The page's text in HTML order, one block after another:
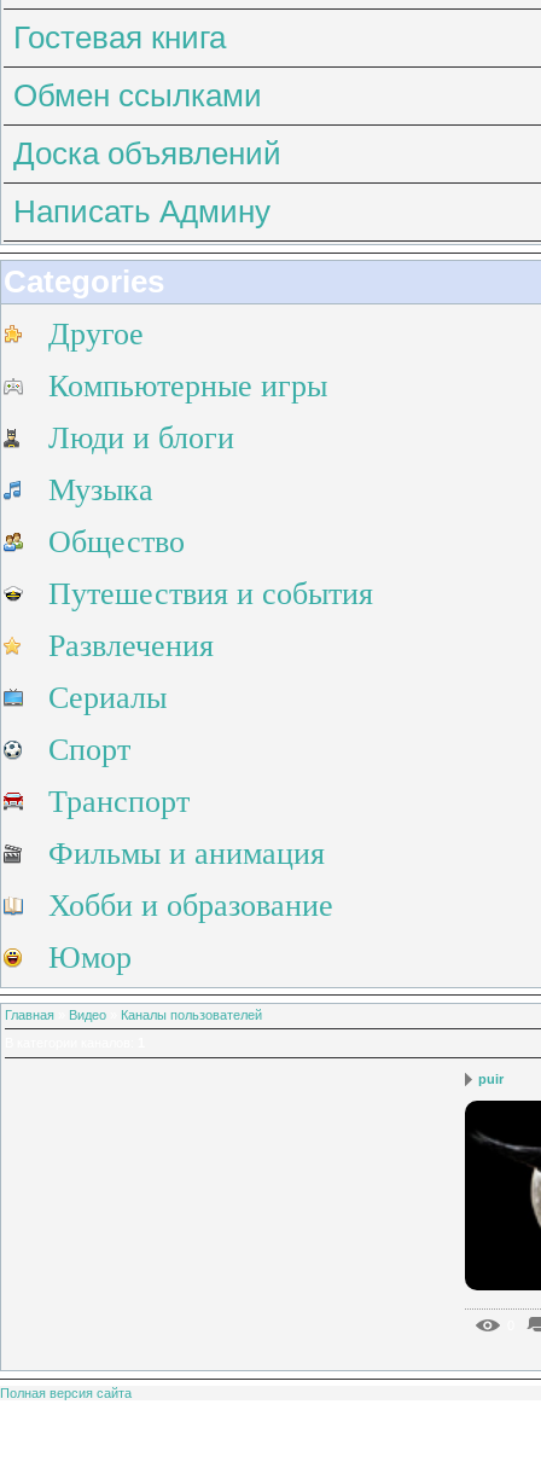
Гостевая книга
Обмен ссылками
Доска объявлений
Написать Админу
Categories
Другое
Компьютерные игры
Люди и блоги
Музыка
Общество
Путешествия и события
Развлечения
Сериалы
Спорт
Транспорт
Фильмы и анимация
Хобби и образование
Юмор
Главная Видео
Каналы пользователей
puir
Полная версия сайта